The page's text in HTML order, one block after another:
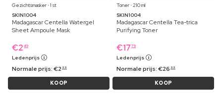
Gezichtsmasker ⋅ 1 st
SKIN1004
Madagascar Centella Watergel
Sheet Ampoule Mask
€2 49
Ledenprijs
Normale prijs:€2 99
KOOP
Toner ⋅ 210 ml
SKIN1004
Madagascar Centella Tea-trica
Purifying Toner
€17 79
Ledenprijs
Normale prijs:€26 99
KOOP